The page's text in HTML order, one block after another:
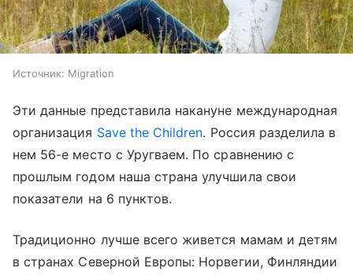
Источник: Migration
Эти данные представила накануне международная
организация Save the Children. Россия разделила в
нем 56-е место с Уругваем. По сравнению с
прошлым годом наша страна улучшила свои
показатели на 6 пунктов.
Традиционно лучше всего живется мамам и детям
в странах Северной Европы: Норвегии, Финляндии